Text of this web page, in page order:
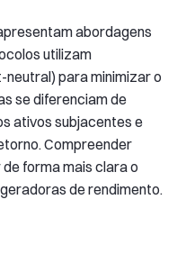
abordagens
utilizam
para minimizar o
se diferenciam de
ativos subjacentes e
Compreender
forma mais clara o
de rendimento.